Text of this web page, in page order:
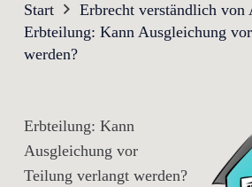
Start
Erbrecht verständlich von
Erbteilung: Kann Ausgleichung
werden?
Erbteilung: Kann
Ausgleichung vor
Teilung verlangt werden?